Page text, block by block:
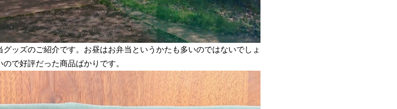
ッズのご紹介です。お昼はお弁当というかたも多いのではないでしょ
で好評だった商品ばかりです。